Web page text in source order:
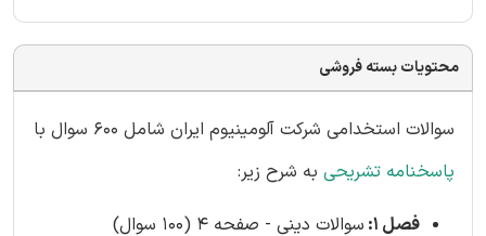
محتویات بسته فروشی
سوالات استخدامی شرکت آلومینیوم ایران شامل 600 سوال با
پاسخنامه تشریحی به شرح زیر:
فصل 1: سوالات دینی - صفحه 4 (100 سوال)